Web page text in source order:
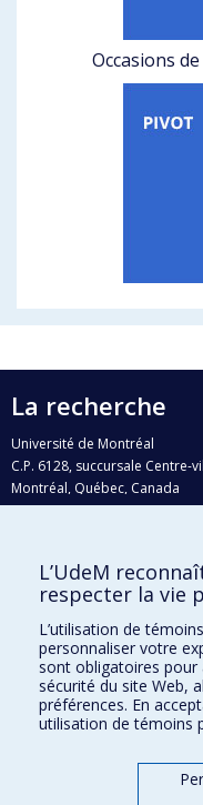
Occasions
La recherche
Université de Montréal
C.P. 6128, succursale Centre-
Montréal, Québec, Canada
H3C 3J7
Qui fait quoi?
Nous trouver
Plan du site
Accessibilité
L’UdeM
respecter la vie
L’utilisation de
personnaliser votre
sont obligatoires
sécurité du site Web,
préférences. En
utilisation de témoins